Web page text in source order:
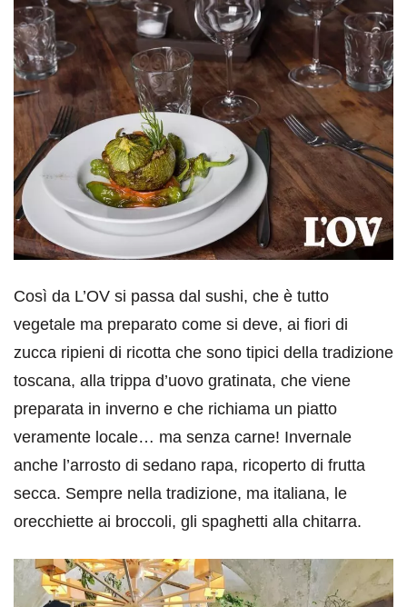
Così da L’OV si passa dal sushi, che è tutto
vegetale ma preparato come si deve, ai fiori di
zucca ripieni di ricotta che sono tipici della tradizione
toscana, alla trippa d’uovo gratinata, che viene
preparata in inverno e che richiama un piatto
veramente locale… ma senza carne! Invernale
anche l’arrosto di sedano rapa, ricoperto di frutta
secca. Sempre nella tradizione, ma italiana, le
orecchiette ai broccoli, gli spaghetti alla chitarra.